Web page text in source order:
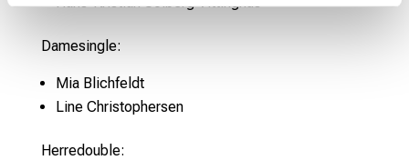
Damesingle:
Mia Blichfeldt
Line Christophersen
Herredouble: